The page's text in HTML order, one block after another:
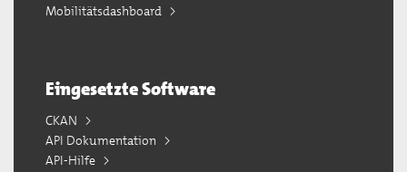
Mobilitätsdashboard
Eingesetzte Software
CKAN
API Dokumentation
API-Hilfe